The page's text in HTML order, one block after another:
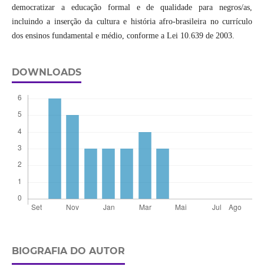
democratizar a educação formal e de qualidade para negros/as,
incluindo a inserção da cultura e história afro-brasileira no currículo
dos ensinos fundamental e médio, conforme a Lei 10.639 de 2003.
DOWNLOADS
BIOGRAFIA DO AUTOR